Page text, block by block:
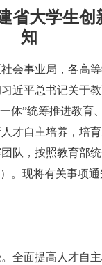
省大学生创
知
会事业局，各高
近平总书记关于
体”统筹推进教育
才自主培养，培
队，按照教育部
。现将有关事项
全面提高人才自